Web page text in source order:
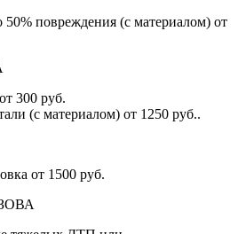
50% повреждения (с материалом) от
300 руб.
(с материалом) от 1250 руб..
от 1500 руб.